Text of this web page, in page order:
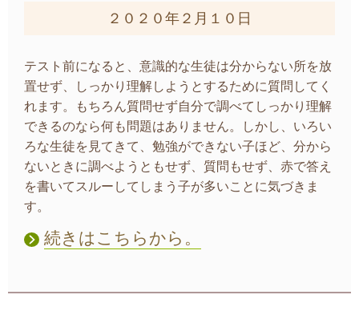
２０２０年２月１０日
テスト前になると、意識的な生徒は分からない所を放
置せず、しっかり理解しようとするために質問してく
れます。もちろん質問せず自分で調べてしっかり理解
できるのなら何も問題はありません。しかし、いろい
ろな生徒を見てきて、勉強ができない子ほど、分から
ないときに調べようともせず、質問もせず、赤で答え
を書いてスルーしてしまう子が多いことに気づきま
す。
続きはこちらから。